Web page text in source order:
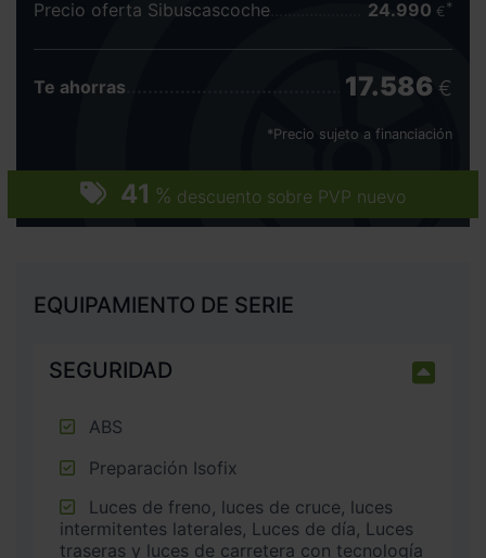
41 % descuento sobre PVP nuevo
Precio oferta Sibuscascoche 24.990 €
Te ahorras 17.586 €
*Precio sujeto a financiación
EQUIPAMIENTO DE SERIE
SEGURIDAD
ABS
Preparación Isofix
intermitentes laterales, Luces de día, Luces
traseras y luces de carretera con tecnología